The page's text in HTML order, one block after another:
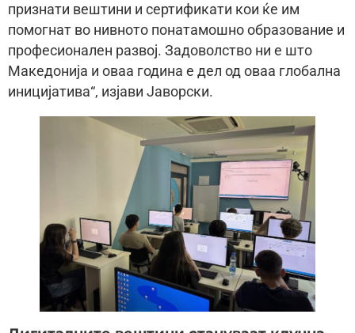
признати вештини и сертификати кои ќе им
помогнат во нивното понатамошно образование и
професионален развој. Задоволство ни е што
Македонија и оваа година е дел од оваа глобална
иницијатива“, изјави Јаворски.